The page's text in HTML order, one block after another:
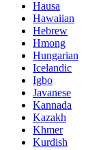
Hausa
Hawaiian
Hebrew
Hmong
Hungarian
Icelandic
Igbo
Javanese
Kannada
Kazakh
Khmer
Kurdish